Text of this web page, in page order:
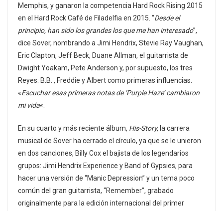
Memphis, y ganaron la competencia Hard Rock Rising 2015
en el Hard Rock Café de Filadelfia en 2015. “Desde el
principio, han sido los grandes los que me han interesado”,
dice Sover, nombrando a Jimi Hendrix, Stevie Ray Vaughan,
Eric Clapton, Jeff Beck, Duane Allman, el guitarrista de
Dwight Yoakam, Pete Anderson y, por supuesto, los tres
Reyes: B.B. , Freddie y Albert como primeras influencias.
«Escuchar esas primeras notas de ‘Purple Haze’ cambiaron
mi vida«.
En su cuarto y más reciente álbum, His-Story, la carrera
musical de Sover ha cerrado el círculo, ya que se le unieron
en dos canciones, Billy Cox el bajista de los legendarios
grupos: Jimi Hendrix Experience y Band of Gypsies, para
hacer una versión de “Manic Depression” y un tema poco
común del gran guitarrista, “Remember”, grabado
originalmente para la edición internacional del primer